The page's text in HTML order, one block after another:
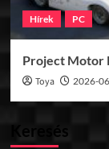
Hírek PC
Project Motor
Toya 2026-
Keresés